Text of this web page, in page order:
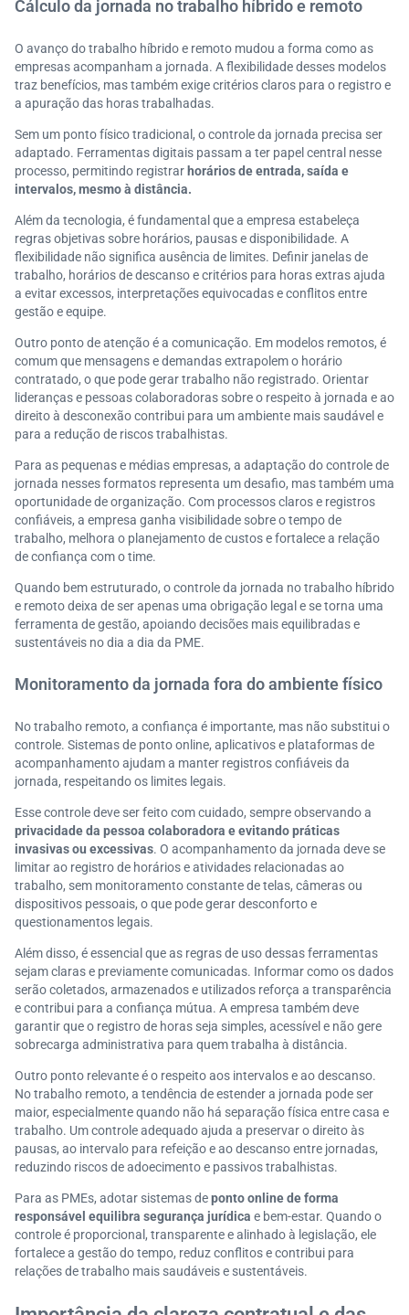
Cálculo da jornada no trabalho híbrido e remoto
O avanço do trabalho híbrido e remoto mudou a forma como as
empresas acompanham a jornada. A flexibilidade desses modelos
traz benefícios, mas também exige critérios claros para o registro e
a apuração das horas trabalhadas.
Sem um ponto físico tradicional, o controle da jornada precisa ser
adaptado. Ferramentas digitais passam a ter papel central nesse
processo, permitindo registrarhorários de entrada, saída e
intervalos, mesmo à distância.
Além da tecnologia, é fundamental que a empresa estabeleça
regras objetivas sobre horários, pausas e disponibilidade. A
flexibilidade não significa ausência de limites. Definir janelas de
trabalho, horários de descanso e critérios para horas extras ajuda
a evitar excessos, interpretações equivocadas e conflitos entre
gestão e equipe.
Outro ponto de atenção é a comunicação. Em modelos remotos, é
comum que mensagens e demandas extrapolem o horário
contratado, o que pode gerar trabalho não registrado. Orientar
lideranças e pessoas colaboradoras sobre o respeito à jornada e ao
direito à desconexão contribui para um ambiente mais saudável e
para a redução de riscos trabalhistas.
Para as pequenas e médias empresas, a adaptação do controle de
jornada nesses formatos representa um desafio, mas também uma
oportunidade de organização. Com processos claros e registros
confiáveis, a empresa ganha visibilidade sobre o tempo de
trabalho, melhora o planejamento de custos e fortalece a relação
de confiança com o time.
Quando bem estruturado, o controle da jornada no trabalho híbrido
e remoto deixa de ser apenas uma obrigação legal e se torna uma
ferramenta de gestão, apoiando decisões mais equilibradas e
sustentáveis no dia a dia da PME.
Monitoramento da jornada fora do ambiente físico
No trabalho remoto, a confiança é importante, mas não substitui o
controle. Sistemas de ponto online, aplicativos e plataformas de
acompanhamento ajudam a manter registros confiáveis da
jornada, respeitando os limites legais.
Esse controle deve ser feito com cuidado, sempre observando a
privacidade da pessoa colaboradora e evitando práticas
invasivas ou excessivas. O acompanhamento da jornada deve se
limitar ao registro de horários e atividades relacionadas ao
trabalho, sem monitoramento constante de telas, câmeras ou
dispositivos pessoais, o que pode gerar desconforto e
questionamentos legais.
Além disso, é essencial que as regras de uso dessas ferramentas
sejam claras e previamente comunicadas. Informar como os dados
serão coletados, armazenados e utilizados reforça a transparência
e contribui para a confiança mútua. A empresa também deve
garantir que o registro de horas seja simples, acessível e não gere
sobrecarga administrativa para quem trabalha à distância.
Outro ponto relevante é o respeito aos intervalos e ao descanso.
No trabalho remoto, a tendência de estender a jornada pode ser
maior, especialmente quando não há separação física entre casa e
trabalho. Um controle adequado ajuda a preservar o direito às
pausas, ao intervalo para refeição e ao descanso entre jornadas,
reduzindo riscos de adoecimento e passivos trabalhistas.
Para as PMEs, adotar sistemas deponto online de forma
responsável equilibra segurança jurídica e bem-estar. Quando o
controle é proporcional, transparente e alinhado à legislação, ele
fortalece a gestão do tempo, reduz conflitos e contribui para
relações de trabalho mais saudáveis e sustentáveis.